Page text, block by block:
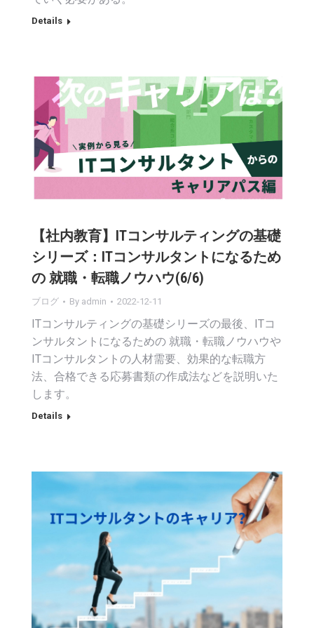
Details
【社内教育】ITコンサルティングの基礎
シリーズ：ITコンサルタントになるため
の 就職・転職ノウハウ(6/6)
ブログ By admin 2022-12-11
ITコンサルティングの基礎シリーズの最後、ITコ
ンサルタントになるための 就職・転職ノウハウや
ITコンサルタントの人材需要、効果的な転職方
法、合格できる応募書類の作成法などを説明いた
します。
Details